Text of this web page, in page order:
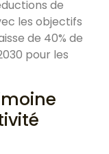
de
les objectifs
de 40% de
pour les